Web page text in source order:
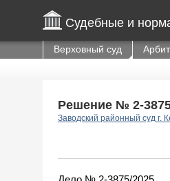
Судебные и
Верховный суд
Решение № 2-
Заводский районный суд г.